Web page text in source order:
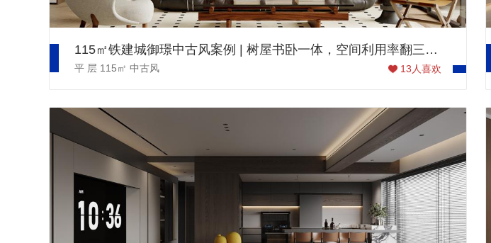
115㎡铁建城御璟中古风案例 | 树屋书卧一体，空间利用率翻三倍！
平 层 115㎡ 中古风 13 人喜欢